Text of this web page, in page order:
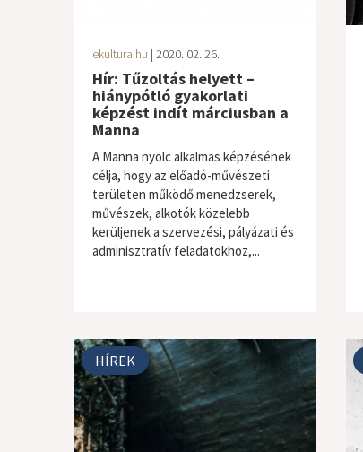
ekultura.hu | 2020. 02. 26.
Hír: Tűzoltás helyett –
hiánypótló gyakorlati
képzést indít márciusban a
Manna
A Manna nyolc alkalmas képzésének
célja, hogy az előadó-művészeti
területen működő menedzserek,
művészek, alkotók közelebb
kerüljenek a szervezési, pályázati és
adminisztratív feladatokhoz,...
HÍREK